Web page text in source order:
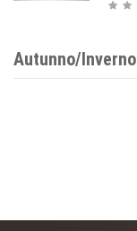
Autunno/Inverno